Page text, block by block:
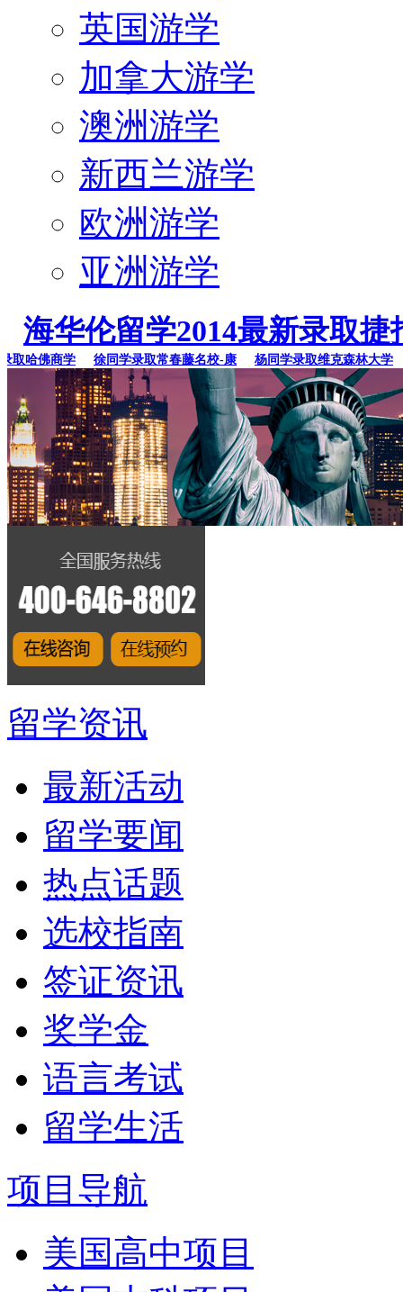
英国游学
加拿大游学
澳洲游学
新西兰游学
欧洲游学
亚洲游学
海华伦留学2014最新录取捷
佛商学 徐同学录取常春藤名校-康 杨同学录取维克森林大学 李
留学资讯
最新活动
留学要闻
热点话题
选校指南
签证资讯
奖学金
语言考试
留学生活
项目导航
美国高中项目